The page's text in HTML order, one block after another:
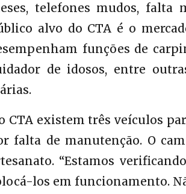
telefones mudos, falta
alvo do CTA é o
funções de
de idosos, entre
CTA existem três veículos
falta de manutenção. O
“Estamos
los em funcionamento.